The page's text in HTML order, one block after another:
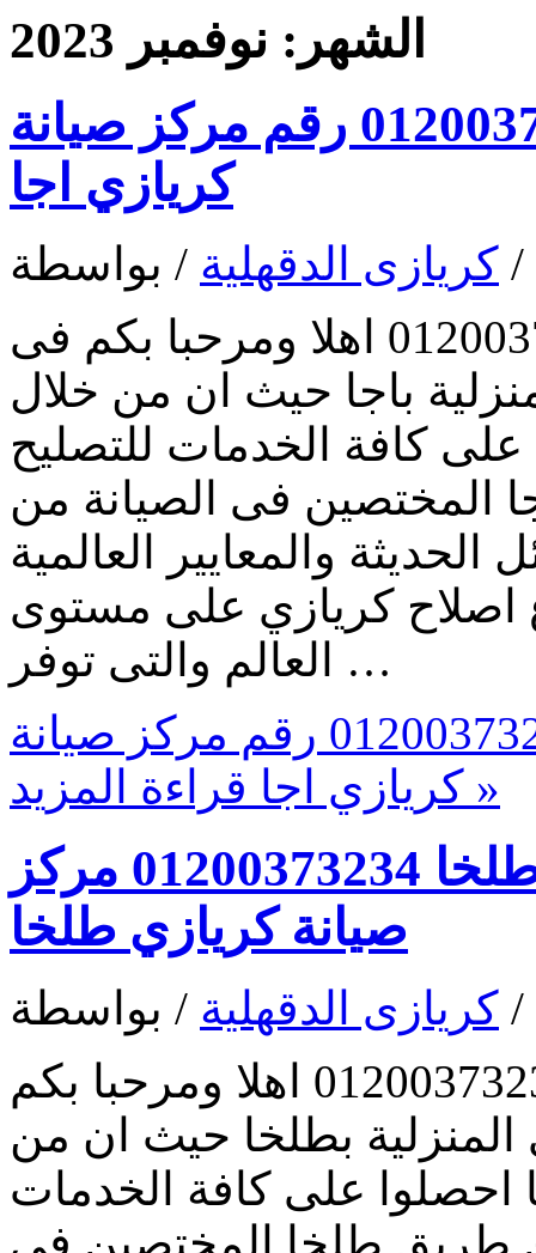
الشهر: نوفمبر 2023
توكيل صيانة كريازي اجا 01200373234 رقم مركز صيانة
كريازي اجا
/ كريازى الدقهلية / بواسطة
توكيل صيانة كريازي اجا 01200373234 اهلا ومرحبا بكم فى
باجا حيث ان من خلال
كافة الخدمات للتصليح
المختصين فى الصيانة من
والمعايير العالمية
اصلاح كريازي على مستوى
العالم والتى توفر …
توكيل صيانة كريازي اجا 01200373234 رقم مركز صيانة
كريازي اجا قراءة المزيد »
ر قم توكيل صيانة كريازي طلخا 01200373234 مركز
صيانة كريازي طلخا
/ كريازى الدقهلية / بواسطة
رقم توكيل صيانة كريازي طلخا 01200373234 اهلا ومرحبا بكم
بطلخا حيث ان من
احصلوا على كافة الخدمات
طريق طلخا المختصين فى